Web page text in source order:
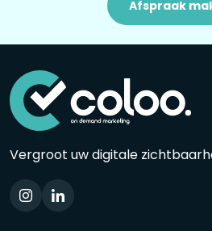
Afspraak
Vergroot uw digitale